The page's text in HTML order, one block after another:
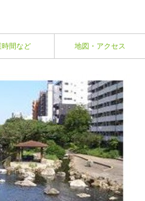
時間など 地図・アクセス